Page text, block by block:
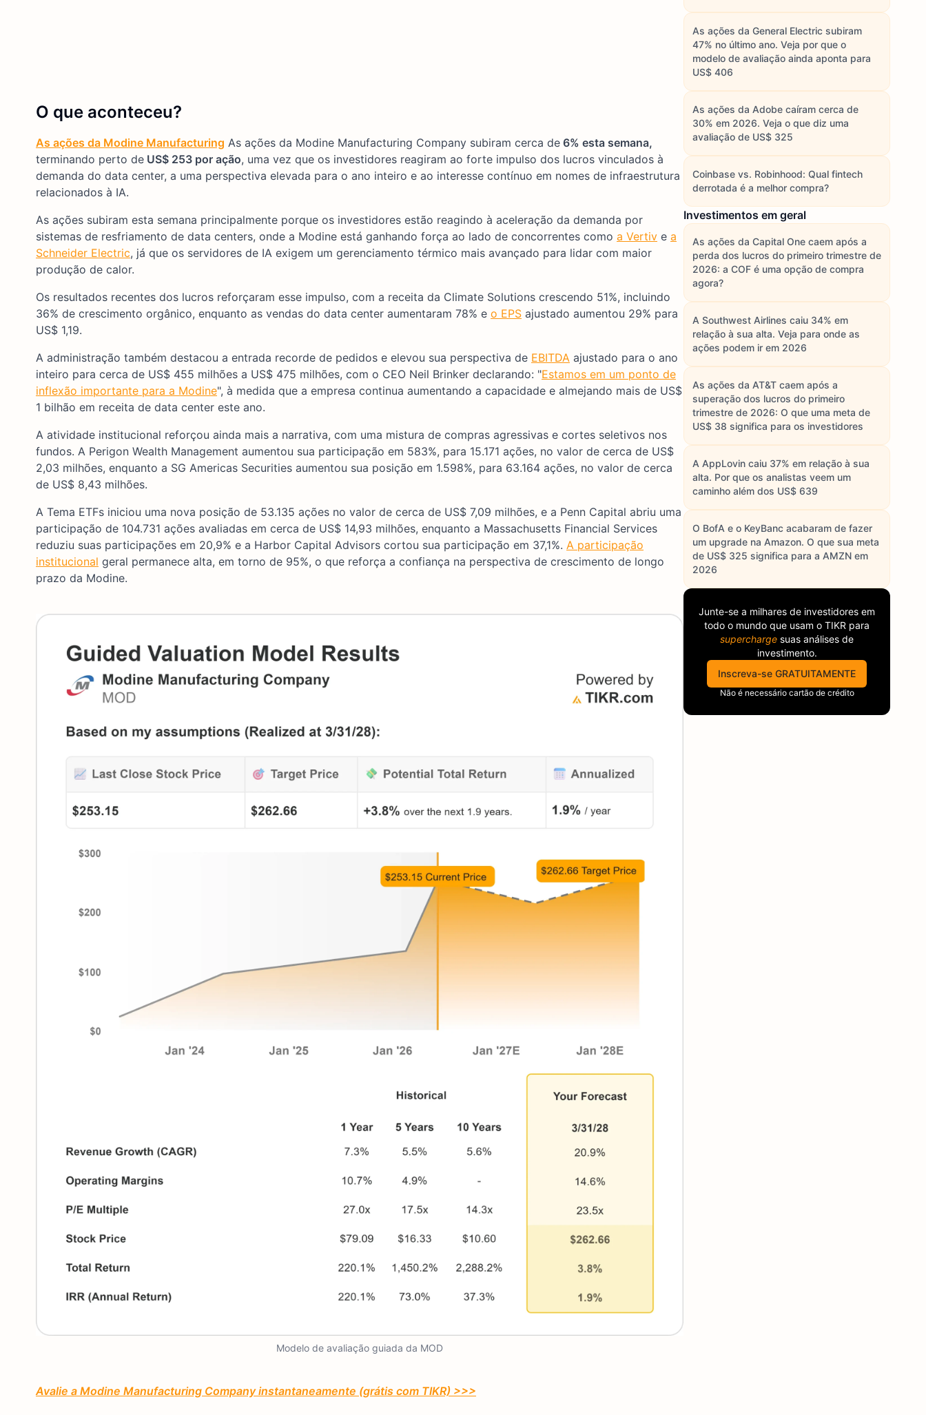
O que aconteceu?
As ações da Modine Manufacturing As ações da Modine Manufacturing Company subiram cerca de 6% esta semana,
terminando perto de US$ 253 por ação, uma vez que os investidores reagiram ao forte impulso dos lucros vinculados à
demanda do data center, a uma perspectiva elevada para o ano inteiro e ao interesse contínuo em nomes de infraestrutura
relacionados à IA.
As ações subiram esta semana principalmente porque os investidores estão reagindo à aceleração da demanda por
sistemas de resfriamento de data centers, onde a Modine está ganhando força ao lado de concorrentes como a Vertiv e a
Schneider Electric, já que os servidores de IA exigem um gerenciamento térmico mais avançado para lidar com maior
produção de calor.
Os resultados recentes dos lucros reforçaram esse impulso, com a receita da Climate Solutions crescendo 51%, incluindo
36% de crescimento orgânico, enquanto as vendas do data center aumentaram 78% e o EPS ajustado aumentou 29% para
US$ 1,19.
A administração também destacou a entrada recorde de pedidos e elevou sua perspectiva de EBITDA ajustado para o ano
inteiro para cerca de US$ 455 milhões a US$ 475 milhões, com o CEO Neil Brinker declarando: "Estamos em um ponto de
inflexão importante para a Modine", à medida que a empresa continua aumentando a capacidade e almejando mais de US$
1 bilhão em receita de data center este ano.
A atividade institucional reforçou ainda mais a narrativa, com uma mistura de compras agressivas e cortes seletivos nos
fundos. A Perigon Wealth Management aumentou sua participação em 583%, para 15.171 ações, no valor de cerca de US$
2,03 milhões, enquanto a SG Americas Securities aumentou sua posição em 1.598%, para 63.164 ações, no valor de cerca
de US$ 8,43 milhões.
A Tema ETFs iniciou uma nova posição de 53.135 ações no valor de cerca de US$ 7,09 milhões, e a Penn Capital abriu uma
participação de 104.731 ações avaliadas em cerca de US$ 14,93 milhões, enquanto a Massachusetts Financial Services
reduziu suas participações em 20,9% e a Harbor Capital Advisors cortou sua participação em 37,1%. A participação
institucional geral permanece alta, em torno de 95%, o que reforça a confiança na perspectiva de crescimento de longo
prazo da Modine.
Modelo de avaliação guiada da MOD
Avalie a Modine Manufacturing Company instantaneamente (grátis com TIKR) >>>
As ações da General Electric subiram
47% no último ano. Veja por que o
modelo de avaliação ainda aponta para
US$ 406
As ações da Adobe caíram cerca de
30% em 2026. Veja o que diz uma
avaliação de US$ 325
Coinbase vs. Robinhood: Qual fintech
derrotada é a melhor compra?
Investimentos em geral
As ações da Capital One caem após a
perda dos lucros do primeiro trimestre de
2026: a COF é uma opção de compra
agora?
A Southwest Airlines caiu 34% em
relação à sua alta. Veja para onde as
ações podem ir em 2026
As ações da AT&T caem após a
superação dos lucros do primeiro
trimestre de 2026: O que uma meta de
US$ 38 significa para os investidores
A AppLovin caiu 37% em relação à sua
alta. Por que os analistas veem um
caminho além dos US$ 639
O BofA e o KeyBanc acabaram de fazer
um upgrade na Amazon. O que sua meta
de US$ 325 significa para a AMZN em
2026
Junte-se a milhares de investidores em
todo o mundo que usam o TIKR para
supercharge suas análises de
investimento.
Inscreva-se GRATUITAMENTE
Não é necessário cartão de crédito